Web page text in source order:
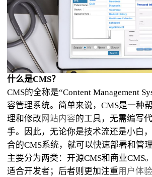
什么是CMS？
CMS的全称是“Content Management
容管理系统。简单来说，CMS是一种
理和修改 网站内容的工具，无需编写
手。因此，无论你是技术流还是小白
合的CMS系统，就可以快速部署和管
主要分为两类：开源CMS和商业CMS
适合开发者；后者则更加注重用户体验